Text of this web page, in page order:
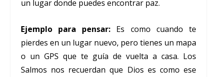
un lugar donde puedes encontrar paz.
Ejemplo para pensar: Es como cuando te
pierdes en un lugar nuevo, pero tienes un mapa
o un GPS que te guía de vuelta a casa. Los
Salmos nos recuerdan que Dios es como ese